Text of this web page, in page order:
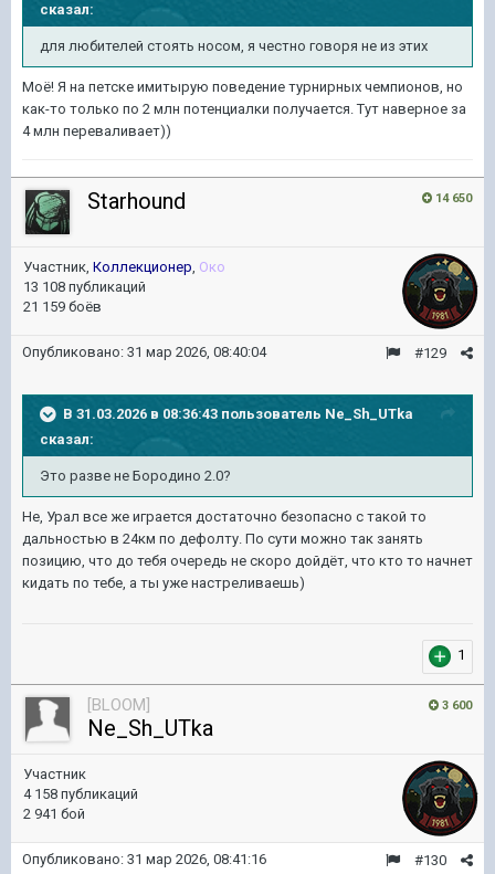
сказал:
для любителей стоять носом, я честно говоря не из этих
Моё! Я на петске имитырую поведение турнирных чемпионов, но
как-то только по 2 млн потенциалки получается. Тут наверное за
4 млн переваливает))
14 650
Starhound
Участник, Коллекционер, Око
13 108 публикаций
21 159 боёв
#129
Опубликовано: 31 мар 2026, 08:40:04
В 31.03.2026 в 08:36:43 пользователь Ne_Sh_UTka
сказал:
Это разве не Бородино 2.0?
Не, Урал все же играется достаточно безопасно с такой то
дальностью в 24км по дефолту. По сути можно так занять
позицию, что до тебя очередь не скоро дойдёт, что кто то начнет
кидать по тебе, а ты уже настреливаешь)
1
3 600
[BLOOM]
Ne_Sh_UTka
Участник
4 158 публикаций
2 941 бой
#130
Опубликовано: 31 мар 2026, 08:41:16